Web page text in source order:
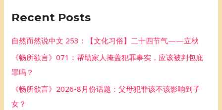
c
f
r
Recent Posts
自然而然说中文 253：【文化习俗】二十四节气——立秋
《畅所欲言》071：帮助家人掩盖犯罪事实，应该被判包庇
罪吗？
《畅所欲言》2026-8月份话题：父母犯罪该不该影响到子
女？